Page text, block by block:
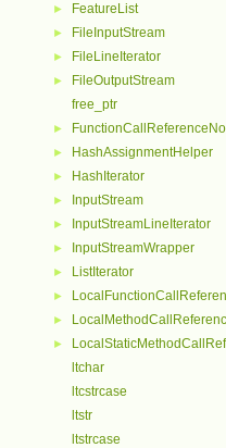
► FeatureList
► FileInputStream
► FileLineIterator
►
FileOutputStream
free_ptr
►
► HashAssignmentHelper
► HashIterator
► InputStream
► InputStreamLineIterator
► InputStreamWrapper
► ListIterator
►
►
►
ltchar
ltcstrcase
ltstr
ltstrcase